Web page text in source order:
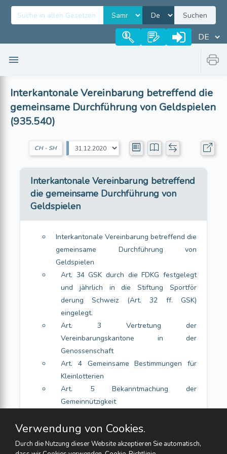
Suchen
Interkantonale Vereinbarung betreffend die
gemeinsame Durchführung von Geldspielen
(935.540)
CH - SH
Interkantonale Vereinbarung betreffend
die gemeinsame Durchführung von
Geldspielen
Interkantonale Vereinbarung betreffend die
gemeinsame Durchführung von
Geldspielen
Art. 34 GSK durch die FDKG festgelegt
und jährlich in die Stiftung Sportför
derung Schweiz (Art. 32 ff. GSK)
eingelegt.
Art. 3 Vertretung der
Vereinbarungskantone in der
Genossenschaft
Art. 4 Gemeinsame Bestimmungen für
Kleinlotterien
Art. 5 Bekanntmachung der
Gemeinnützigkeit
Art. 11 Schlussbestimmung
Verwendung von Cookies.
Durch die Nutzung dieser Website akzeptieren Sie automatisch,